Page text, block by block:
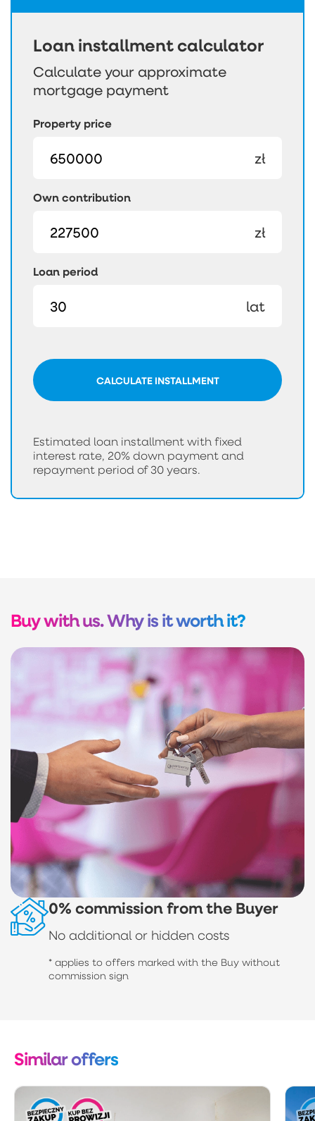
Loan installment calculator
Calculate your approximate
mortgage payment
Property price
zł
Own contribution
zł
Loan period
lat
CALCULATE INSTALLMENT
Estimated loan installment with fixed
interest rate, 20% down payment and
repayment period of 30 years.
Buy with us. Why is it worth it?
0% commission from the Buyer
No additional or hidden costs
* applies to offers marked with the Buy without
commission sign
Similar offers